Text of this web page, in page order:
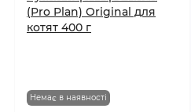
(Pro Plan) Original для
котят 400 г
Немає в наявності